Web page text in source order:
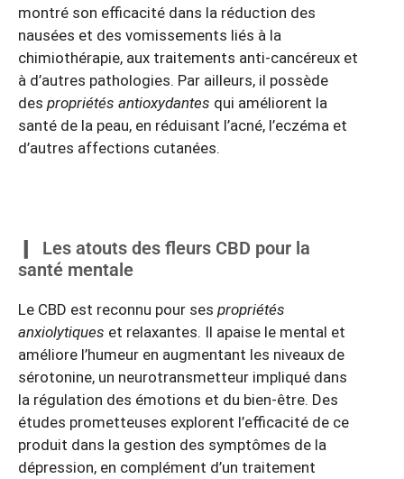
montré son efficacité dans la réduction des
nausées et des vomissements liés à la
chimiothérapie, aux traitements anti-cancéreux et
à d’autres pathologies. Par ailleurs, il possède
des propriétés antioxydantes qui améliorent la
santé de la peau, en réduisant l’acné, l’eczéma et
d’autres affections cutanées.
Les atouts des fleurs CBD pour la
santé mentale
Le CBD est reconnu pour ses propriétés
anxiolytiques et relaxantes. Il apaise le mental et
améliore l’humeur en augmentant les niveaux de
sérotonine, un neurotransmetteur impliqué dans
la régulation des émotions et du bien-être. Des
études prometteuses explorent l’efficacité de ce
produit dans la gestion des symptômes de la
dépression, en complément d’un traitement